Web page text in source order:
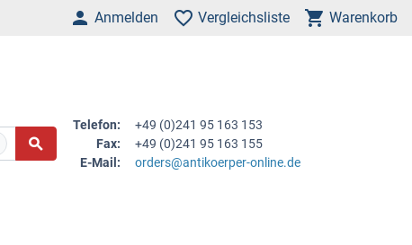
Anmelden Vergleichsliste Warenkorb
Telefon:
+49 (0)241 95 163 153
Fax:
+49 (0)241 95 163 155
E-Mail:
orders@antikoerper-online.de